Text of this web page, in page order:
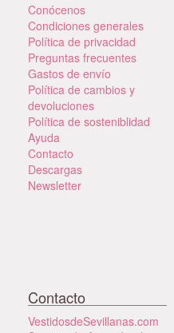
Conócenos
Condiciones generales
Política de privacidad
Preguntas frecuentes
Gastos de envío
Política de cambios y
devoluciones
Política de sosteniblidad
Ayuda
Contacto
Descargas
Newsletter
Contacto
VestidosdeSevillanas.com